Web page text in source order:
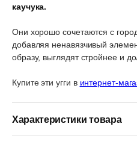
каучука.
Они хорошо сочетаются с
добавляя ненавязчивый
образу, выглядят стройнее и
Купите эти угги в интернет-
Характеристики товара